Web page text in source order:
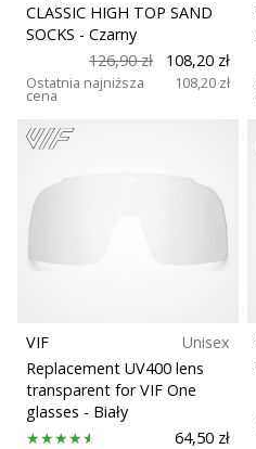
CLASSIC HIGH TOP SAND
SOCKS - Czarny
126,90 zł
108,20 zł
Ostatnia najniższa
cena
108,20 zł
VIF
Unisex
Replacement UV400 lens
transparent for VIF One
glasses - Biały
64,50 zł